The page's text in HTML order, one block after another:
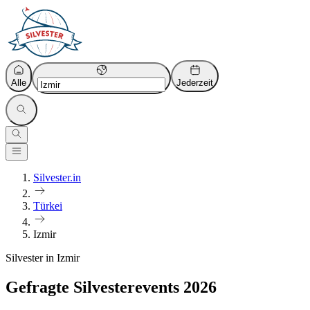
Alle Jederzeit
Silvester.in
Türkei
Izmir
Silvester in Izmir
Gefragte Silvesterevents 2026